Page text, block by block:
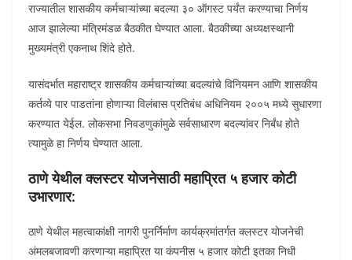
राज्यातील शासकीय कर्मचाऱ्यांच्या बदल्या ३० ऑगस्ट पर्यंत करण्याचा निर्णय
आज झालेल्या मंत्रिमंडळ बैठकीत घेण्यात आला. बैठकीच्या अध्यक्षस्थानी
मुख्यमंत्री एकनाथ शिंदे होते.
यासंदर्भात महाराष्ट्र शासकीय कर्मचाऱ्यांच्या बदल्यांचे विनियमन आणि शासकीय
कर्तव्ये पार पाडतांना होणाऱ्या विलंबास प्रतिबंध अधिनियम २००५ मध्ये सुधारणा
करण्यात येईल. लोकसभा निवडणुकांमुळे सर्वसाधारण बदल्यांवर निर्बंध होते
त्यामुळे हा निर्णय घेण्यात आला.
ठाणे येथील क्लस्टर योजनेसाठी महाप्रित ५ हजार कोटी
उभारणार:
ठाणे येथील महत्वाकांक्षी नागरी पुनर्निर्माण कार्यक्रमांतर्गत क्लस्टर योजनेची
अंमलबजावणी करणाऱ्या महाप्रित या कंपनीस ५ हजार कोटी इतका निधी